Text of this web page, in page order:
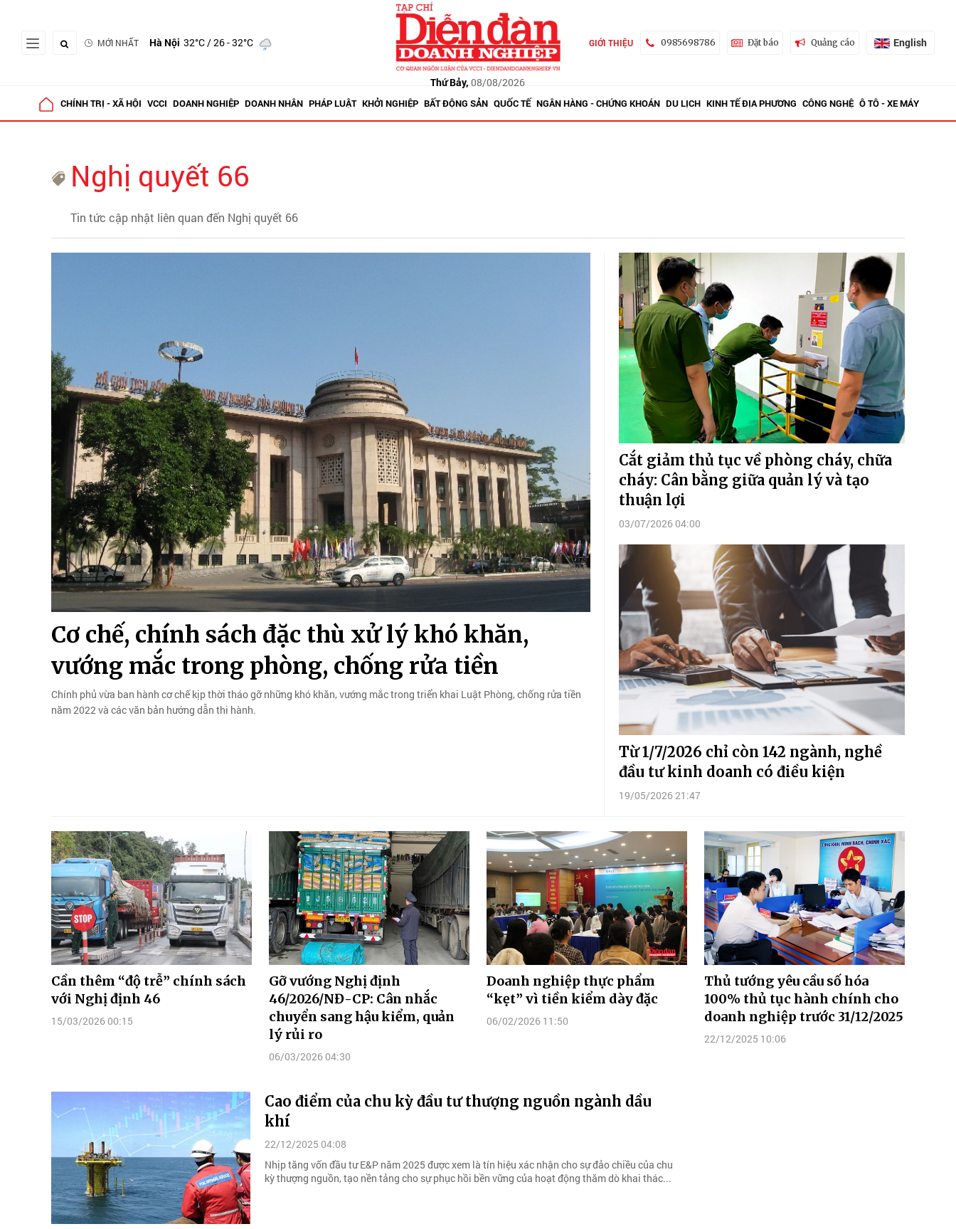
MỚI NHẤT Hà Nội 32°C/ 26 - 32°C
Thứ Bảy, 08/08/2026
GIỚI THIỆU 0985698786 Đặt báo Quảng cáo English
CHÍNH TRỊ - XÃ HỘI VCCI DOANH NGHIỆP DOANH NHÂN PHÁP LUẬT KHỞI NGHIỆP BẤT ĐỘNG SẢN QUỐC TẾ NGÂN HÀNG - CHỨNG KHOÁN DU LỊCH KINH TẾ ĐỊA PHƯƠNG CÔNG NGHỆ Ô TÔ - XE MÁY
Nghị quyết 66
Tin tức cập nhật liên quan đến Nghị quyết 66
Cơ chế, chính sách đặc thù xử lý khó khăn,
vướng mắc trong phòng, chống rửa tiền
Chính phủ vừa ban hành cơ chế kịp thời tháo gỡ những khó khăn, vướng mắc trong triển khai Luật Phòng, chống rửa tiền
năm 2022 và các văn bản hướng dẫn thi hành.
Cắt giảm thủ tục về phòng cháy, chữa
cháy: Cân bằng giữa quản lý và tạo
thuận lợi
03/07/2026 04:00
Từ 1/7/2026 chỉ còn 142 ngành, nghề
đầu tư kinh doanh có điều kiện
19/05/2026 21:47
Cần thêm “độ trễ” chính sách
với Nghị định 46
15/03/2026 00:15
Gỡ vướng Nghị định
46/2026/NĐ-CP: Cân nhắc
chuyển sang hậu kiểm, quản
lý rủi ro
06/03/2026 04:30
Doanh nghiệp thực phẩm
“kẹt” vì tiền kiểm dày đặc
06/02/2026 11:50
Thủ tướng yêu cầu số hóa
100% thủ tục hành chính cho
doanh nghiệp trước 31/12/2025
22/12/2025 10:06
Cao điểm của chu kỳ đầu tư thượng nguồn ngành dầu
khí
22/12/2025 04:08
Nhịp tăng vốn đầu tư E&P năm 2025 được xem là tín hiệu xác nhận cho sự đảo chiều của chu
kỳ thượng nguồn, tạo nền tảng cho sự phục hồi bền vững của hoạt động thăm dò khai thác...